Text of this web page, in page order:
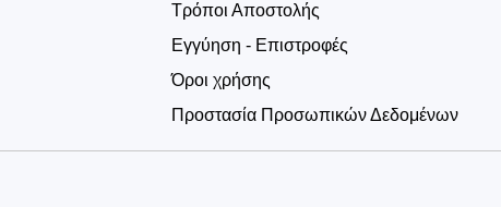
Τρόποι Αποστολής
Εγγύηση - Επιστροφές
Όροι χρήσης
Προστασία Προσωπικών Δεδομένων